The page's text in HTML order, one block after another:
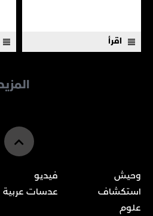
اقرأ
وحيش
استكشاف
علوم
فيديو
عدسات عربية